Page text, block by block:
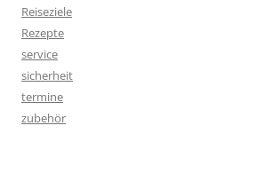
Reiseziele
Rezepte
service
sicherheit
termine
zubehör